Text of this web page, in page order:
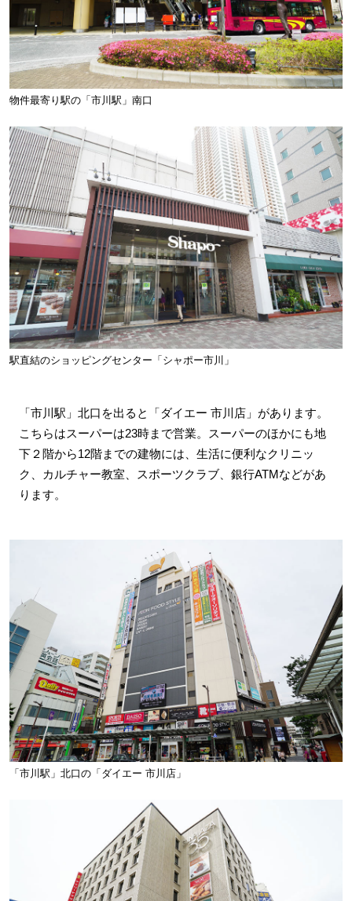
物件最寄り駅の「市川駅」南口
駅直結のショッピングセンター「シャポー市川」
「市川駅」北口を出ると「ダイエー 市川店」があります。
こちらはスーパーは23時まで営業。スーパーのほかにも地
下２階から12階までの建物には、生活に便利なクリニッ
ク、カルチャー教室、スポーツクラブ、銀行ATMなどがあ
ります。
「市川駅」北口の「ダイエー 市川店」